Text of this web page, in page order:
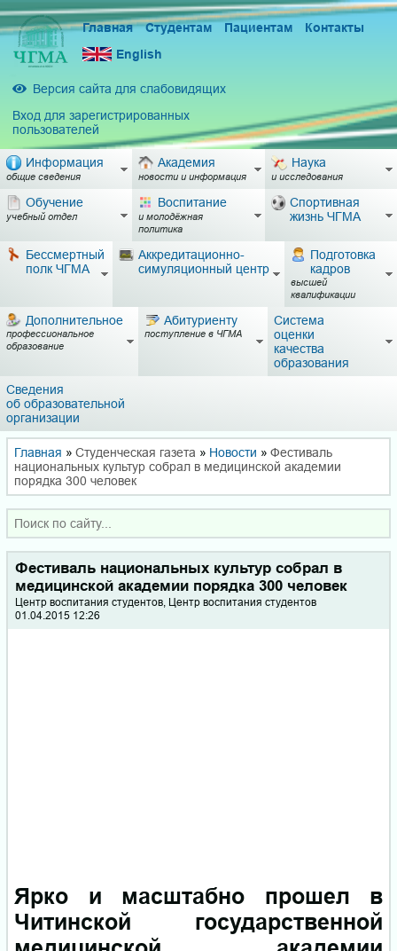
Главная Студентам Пациентам
Контакты
English
Версия сайта для слабовидящих
Вход для зарегистрированных
пользователей
Информация
общие сведения
Академия
новости и информация
Наука
и исследования
Обучение
учебный отдел
Воспитание
и молодёжная
политика
Спортивная
жизнь ЧГМА
Бессмертный
полк ЧГМА
Аккредитационно-
симуляционный центр
Подготовка
кадров
высшей
квалификации
Дополнительное
профессиональное
образование
Абитуриенту
поступление в ЧГМА
Система
оценки
качества
образования
Сведения
об образовательной
организации
Главная » Студенческая газета » Новости » Фестиваль
национальных культур собрал в медицинской академии
порядка 300 человек
Фестиваль национальных культур собрал в
медицинской академии порядка 300 человек
Центр воспитания студентов, Центр воспитания студентов
01.04.2015 12:26
Ярко и масштабно прошел в
Читинской государственной